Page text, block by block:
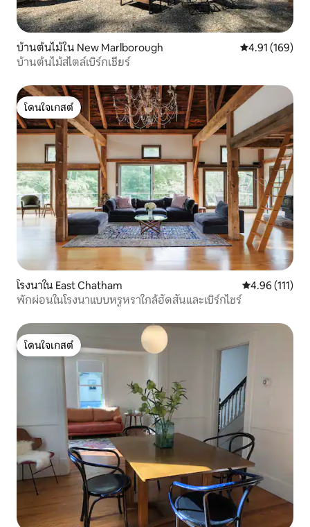
บ้านต้นไม้ใน New Marlborough คะแนนเฉลี่ย
4.91 (169)
บ้านต้นไม้สไตล์เบิร์กเชียร์
โดนใจเกสต์
โดนใจเกสต์
โรงนาใน East Chatham คะแนนเฉลี่ย
4.96 (111)
พักผ่อนในโรงนาแบบหรูหราใกล้ฮัดสันและเบิร์กไชร์
โดนใจเกสต์
โดนใจเกสต์